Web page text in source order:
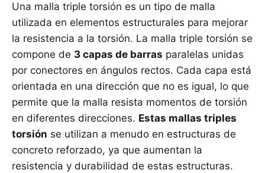
Una malla triple torsión es un tipo de malla
utilizada en elementos estructurales para mejorar
la resistencia a la torsión. La malla triple torsión se
compone de 3 capas de barras paralelas unidas
por conectores en ángulos rectos. Cada capa está
orientada en una dirección que no es igual, lo que
permite que la malla resista momentos de torsión
en diferentes direcciones. Estas mallas triples
torsión se utilizan a menudo en estructuras de
concreto reforzado, ya que aumentan la
resistencia y durabilidad de estas estructuras.